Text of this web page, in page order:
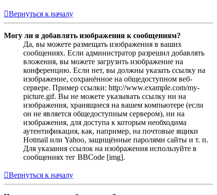
Вернуться к началу
Могу ли я добавлять изображения к сообщениям?
Да, вы можете размещать изображения в ваших
сообщениях. Если администратор разрешил добавлять
вложения, вы можете загрузить изображение на
конференцию. Если нет, вы должны указать ссылку на
изображение, сохранённое на общедоступном веб-
сервере. Пример ссылки: http://www.example.com/my-
picture.gif. Вы не можете указывать ссылку ни на
изображения, хранящиеся на вашем компьютере (если
он не является общедоступным сервером), ни на
изображения, для доступа к которым необходима
аутентификация, как, например, на почтовые ящики
Hotmail или Yahoo, защищённые паролями сайты и т. п.
Для указания ссылок на изображения используйте в
сообщениях тег BBCode [img].
Вернуться к началу